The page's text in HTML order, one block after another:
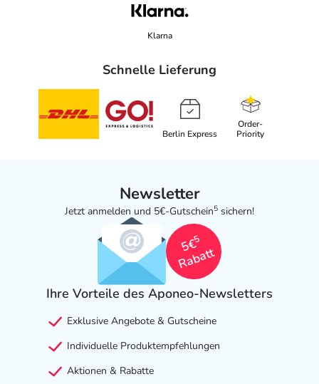
Klarna
Schnelle Lieferung
Berlin Express
Order-
Priority
Newsletter
Jetzt anmelden und 5€-Gutschein5 sichern!
5€
5
Rabatt
Ihre Vorteile des Aponeo-Newsletters
Exklusive Angebote & Gutscheine
Individuelle Produktempfehlungen
Aktionen & Rabatte